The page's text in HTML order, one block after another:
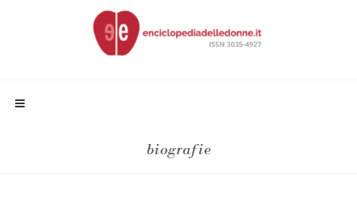
biografie